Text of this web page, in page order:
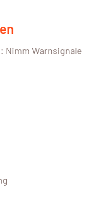
Nimm Warnsignale